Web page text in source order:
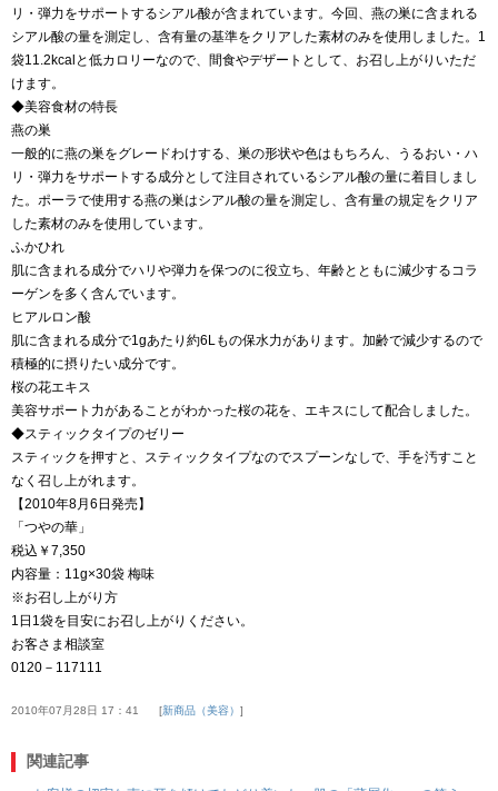
リ・弾力をサポートするシアル酸が含まれています。今回、燕の巣に含まれる
シアル酸の量を測定し、含有量の基準をクリアした素材のみを使用しました。1
袋11.2kcalと低カロリーなので、間食やデザートとして、お召し上がりいただ
けます。
◆美容食材の特長
燕の巣
一般的に燕の巣をグレードわけする、巣の形状や色はもちろん、うるおい・ハ
リ・弾力をサポートする成分として注目されているシアル酸の量に着目しまし
た。ポーラで使用する燕の巣はシアル酸の量を測定し、含有量の規定をクリア
した素材のみを使用しています。
ふかひれ
肌に含まれる成分でハリや弾力を保つのに役立ち、年齢とともに減少するコラ
ーゲンを多く含んでいます。
ヒアルロン酸
肌に含まれる成分で1gあたり約6Lもの保水力があります。加齢で減少するので
積極的に摂りたい成分です。
桜の花エキス
美容サポート力があることがわかった桜の花を、エキスにして配合しました。
◆スティックタイプのゼリー
スティックを押すと、スティックタイプなのでスプーンなしで、手を汚すこと
なく召し上がれます。
【2010年8月6日発売】
「つやの華」
税込￥7,350
内容量：11g×30袋 梅味
※お召し上がり方
1日1袋を目安にお召し上がりください。
お客さま相談室
0120－117111
2010年07月28日 17：41 新商品（美容）
関連記事